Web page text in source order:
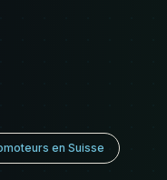
en Suisse